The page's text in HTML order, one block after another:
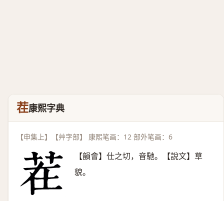
茬康熙字典
【申集上】【艸字部】 康熙笔画：12 部外笔画：6
【韻會】仕之切，音馳。【說文】草
貌。